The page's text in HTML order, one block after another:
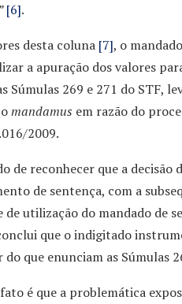
[6].
desta coluna [7], o
a apuração dos valores
269 e 271 do STF,
mandamus em razão do
2009.
de reconhecer que a
de sentença, com a
utilização do mandado de
que o indigitado
que enunciam as Súmulas
é que a problemática